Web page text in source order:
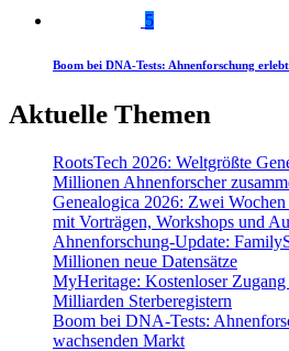
5
Boom bei DNA-Tests: Ahnenforschung
Aktuelle Themen
RootsTech 2026: Weltgrößte
Millionen Ahnenforscher
Genealogica 2026: Zwei
mit Vorträgen, Workshops und
Ahnenforschung-Update:
Millionen neue Datensätze
MyHeritage: Kostenloser
Milliarden Sterberegistern
Boom bei DNA-Tests:
wachsenden Markt